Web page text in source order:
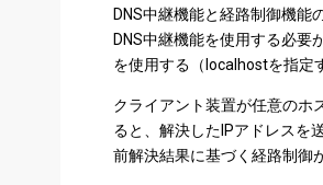
DNS中継機能と経路制御機能
DNS中継機能を使用する必要
を使用する（localhostを指定
クライアント装置が任意のホ
ると、解決したIPアドレスを
前解決結果に基づく経路制御